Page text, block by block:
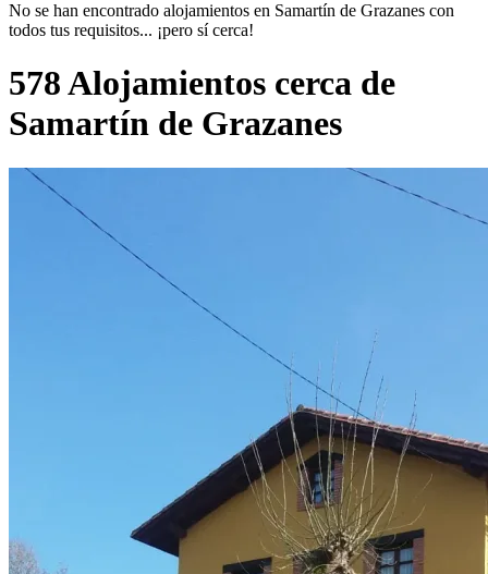
No se han encontrado alojamientos en Samartín de Grazanes con
todos tus requisitos... ¡pero sí cerca!
578 Alojamientos cerca de
Samartín de Grazanes